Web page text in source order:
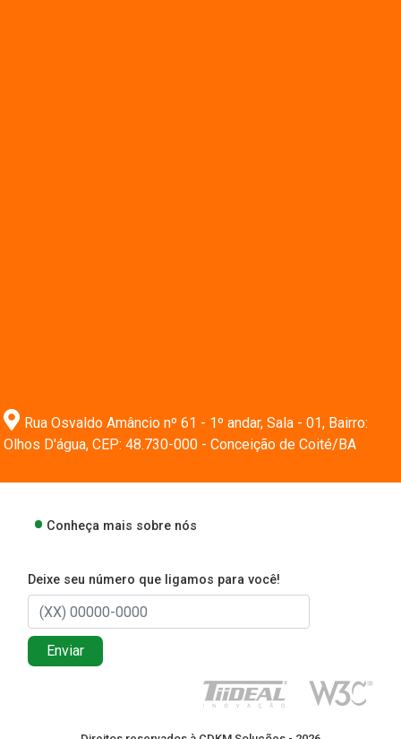
Rua Osvaldo Amâncio nº 61 - 1º andar, Sala - 01, Bairro:
Olhos D'água, CEP: 48.730-000 - Conceição de Coité/BA
Conheça mais sobre nós
Deixe seu número que ligamos para você!
Enviar